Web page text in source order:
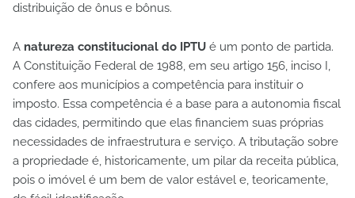
distribuição de ônus e bônus.
A natureza constitucional do IPTU é um ponto de partida.
A Constituição Federal de 1988, em seu artigo 156, inciso I,
confere aos municípios a competência para instituir o
imposto. Essa competência é a base para a autonomia fiscal
das cidades, permitindo que elas financiem suas próprias
necessidades de infraestrutura e serviço. A tributação sobre
a propriedade é, historicamente, um pilar da receita pública,
pois o imóvel é um bem de valor estável e, teoricamente,